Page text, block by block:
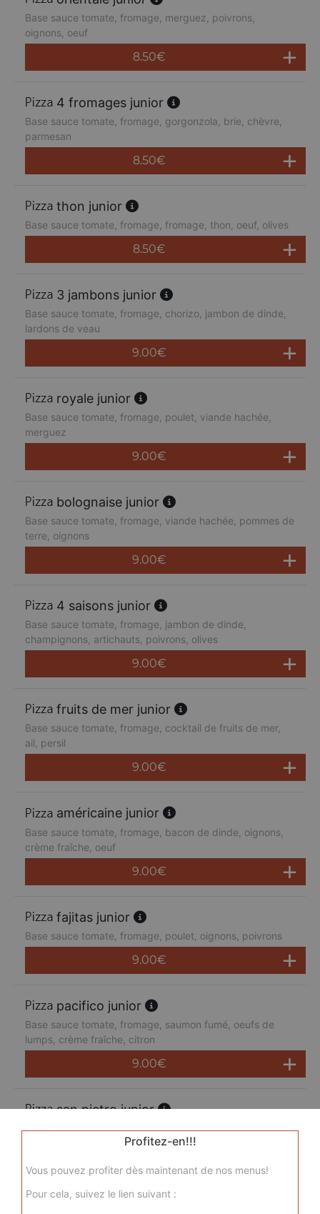
Base sauce tomate, fromage, merguez, poivrons,
oignons, oeuf
8.50€
4 fromages junior
Base sauce tomate, fromage, gorgonzola, brie, chèvre,
parmesan
8.50€
thon junior
Base sauce tomate, fromage, fromage, thon, oeuf, olives
8.50€
3 jambons junior
Base sauce tomate, fromage, chorizo, jambon de dinde,
lardons de veau
9.00€
royale junior
Base sauce tomate, fromage, poulet, viande hachée,
merguez
9.00€
bolognaise junior
Base sauce tomate, fromage, viande hachée, pommes de
terre, oignons
9.00€
4 saisons junior
Base sauce tomate, fromage, jambon de dinde,
champignons, artichauts, poivrons, olives
9.00€
fruits de mer junior
Base sauce tomate, fromage, cocktail de fruits de mer,
ail, persil
9.00€
américaine junior
Base sauce tomate, fromage, bacon de dinde, oignons,
crème fraîche, oeuf
9.00€
fajitas junior
Base sauce tomate, fromage, poulet, oignons, poivrons
9.00€
pacifico junior
Base sauce tomate, fromage, saumon fumé, oeufs de
lumps, crème fraîche, citron
9.00€
san pietro junior
Base sauce tomate, fromage, chorizo, jambon de dinde,
merguez, champignons
9.00€
Profitez-en!!!
Vous pouvez profiter dès maintenant de nos menus!
Pour cela, suivez le lien suivant :